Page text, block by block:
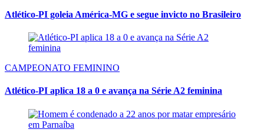
Atlético-PI goleia América-MG e segue invicto no Brasileiro
CAMPEONATO FEMININO
Atlético-PI aplica 18 a 0 e avança na Série A2 feminina